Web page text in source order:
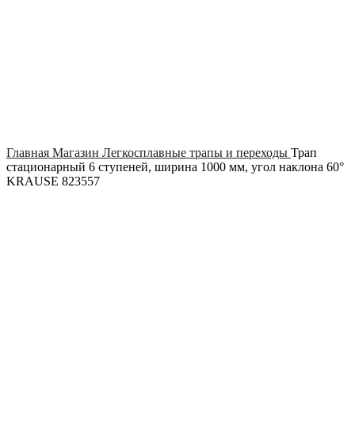
Главная Магазин Легкосплавные трапы и переходы Трап
стационарный 6 ступеней, ширина 1000 мм, угол наклона 60°
KRAUSE 823557